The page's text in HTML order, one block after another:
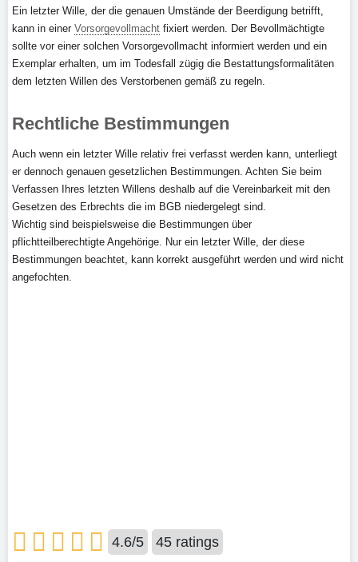
Ein letzter Wille, der die genauen Umstände der Beerdigung betrifft,
kann in einer Vorsorgevollmacht fixiert werden. Der Bevollmächtigte
sollte vor einer solchen Vorsorgevollmacht informiert werden und ein
Exemplar erhalten, um im Todesfall zügig die Bestattungsformalitäten
dem letzten Willen des Verstorbenen gemäß zu regeln.
Rechtliche Bestimmungen
Auch wenn ein letzter Wille relativ frei verfasst werden kann, unterliegt
er dennoch genauen gesetzlichen Bestimmungen. Achten Sie beim
Verfassen Ihres letzten Willens deshalb auf die Vereinbarkeit mit den
Gesetzen des Erbrechts die im BGB niedergelegt sind.
Wichtig sind beispielsweise die Bestimmungen über
pflichtteilberechtigte Angehörige. Nur ein letzter Wille, der diese
Bestimmungen beachtet, kann korrekt ausgeführt werden und wird nicht
angefochten.
4.6/5 45 ratings